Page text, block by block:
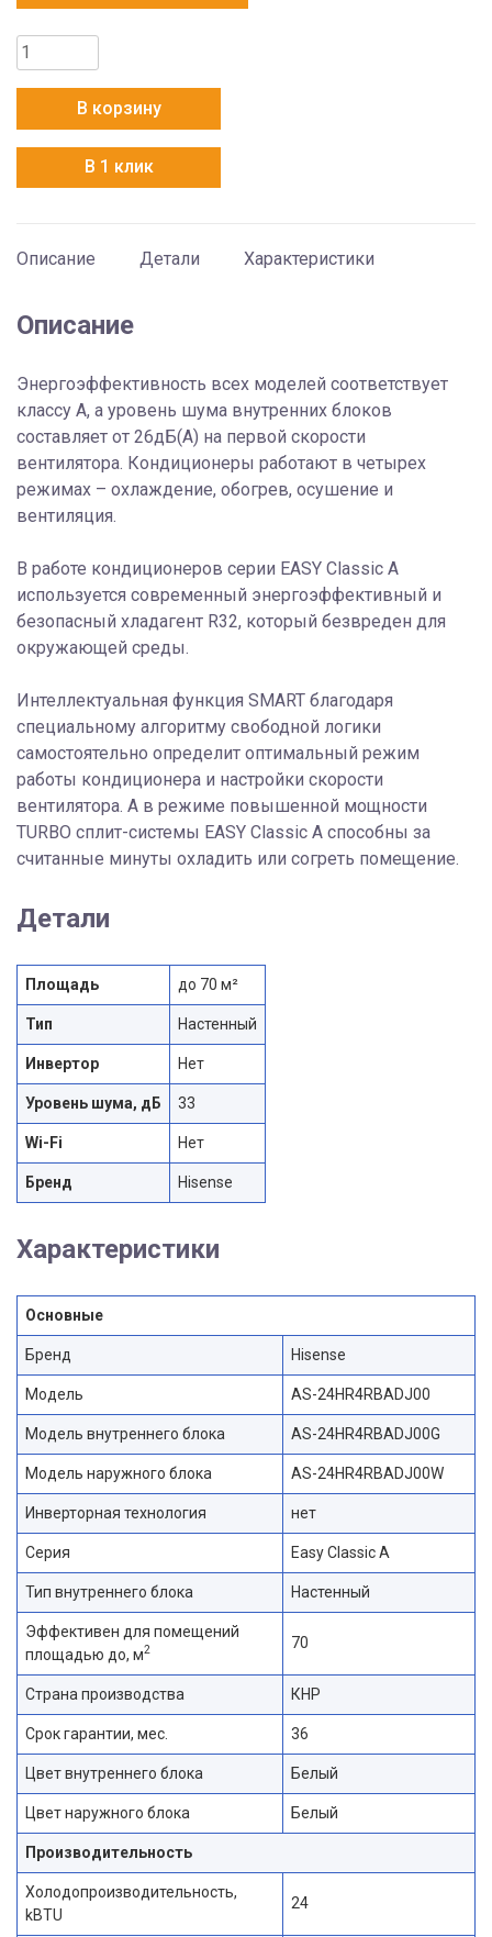
Количество
товара
Hisense
AS-
24HR4RBADJ00
В корзину
В 1 клик
Описание Детали Характеристики
Описание
Энергоэффективность всех моделей соответствует
классу А, а уровень шума внутренних блоков
составляет от 26дБ(А) на первой скорости
вентилятора. Кондиционеры работают в четырех
режимах – охлаждение, обогрев, осушение и
вентиляция.
В работе кондиционеров серии EASY Classic A
используется современный энергоэффективный и
безопасный хладагент R32, который безвреден для
окружающей среды.
Интеллектуальная функция SMART благодаря
специальному алгоритму свободной логики
самостоятельно определит оптимальный режим
работы кондиционера и настройки скорости
вентилятора. А в режиме повышенной мощности
TURBO сплит-системы EASY Classic A способны за
считанные минуты охладить или согреть помещение.
Детали
Площадь до 70 м²
Тип Настенный
Инвертор Нет
Уровень шума, дБ 33
Wi-Fi Нет
Бренд Hisense
Характеристики
Основные
Бренд Hisense
Модель AS-24HR4RBADJ00
Модель внутреннего блока AS-24HR4RBADJ00G
Модель наружного блока AS-24HR4RBADJ00W
Инверторная технология нет
Серия Easy Classic A
Тип внутреннего блока Настенный
Эффективен для помещений
площадью до, м2 70
Страна производства КНР
Срок гарантии, мес. 36
Цвет внутреннего блока Белый
Цвет наружного блока Белый
Производительность
Холодопроизводительность,
kBTU
24